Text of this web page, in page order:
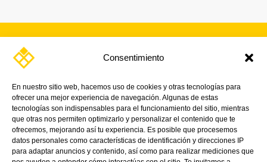
Consentimiento
En nuestro sitio web, hacemos uso de cookies y otras tecnologías para
ofrecer una mejor experiencia de navegación. Algunas de estas
tecnologías son indispensables para el funcionamiento del sitio, mientras
que otras nos permiten optimizarlo y personalizar el contenido que te
ofrecemos, mejorando así tu experiencia. Es posible que procesemos
datos personales como características de identificación y direcciones IP
para adaptar anuncios y contenido, así como para realizar mediciones que
SUSCRÍBETE A NUESTRA
¡Y mantente al día con nuestras noticias,
promociones y próximos eventos.